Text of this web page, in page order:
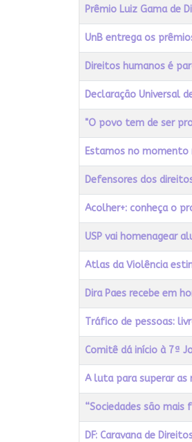
Título Acessos
Prêmio Luiz Gama de
UnB entrega os
Direitos humanos é
Declaração Universal
"O povo tem de ser
Estamos no momento
Defensores dos
Acolher+: conheça o
USP vai homenagear
Atlas da Violência
Dira Paes recebe em
Tráfico de pessoas:
Comitê dá início à 7ª
A luta para superar as
“Sociedades são mais
DF: Caravana de